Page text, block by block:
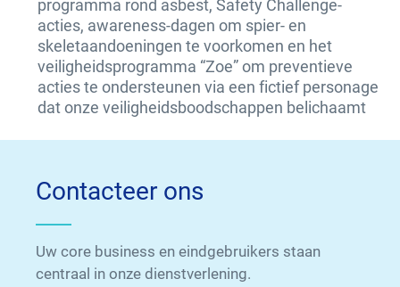
programma rond asbest, Safety Challenge-
acties, awareness-dagen om spier- en
skeletaandoeningen te voorkomen en het
veiligheidsprogramma “Zoe” om preventieve
acties te ondersteunen via een fictief personage
dat onze veiligheidsboodschappen belichaamt
Contacteer ons
Uw core business en eindgebruikers staan
centraal in onze dienstverlening.